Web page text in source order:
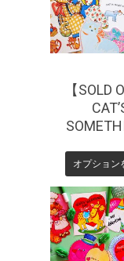
【SOLD
オプション
¥440